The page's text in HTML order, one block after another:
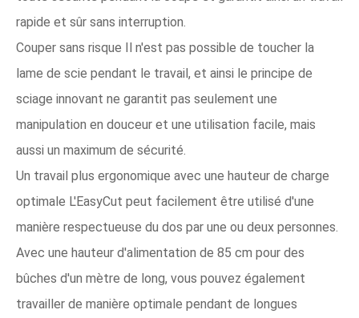
rapide et sûr sans interruption.
Couper sans risque Il n'est pas possible de toucher la
lame de scie pendant le travail, et ainsi le principe de
sciage innovant ne garantit pas seulement une
manipulation en douceur et une utilisation facile, mais
aussi un maximum de sécurité.
Un travail plus ergonomique avec une hauteur de charge
optimale L'EasyCut peut facilement être utilisé d'une
manière respectueuse du dos par une ou deux personnes.
Avec une hauteur d'alimentation de 85 cm pour des
bûches d'un mètre de long, vous pouvez également
travailler de manière optimale pendant de longues